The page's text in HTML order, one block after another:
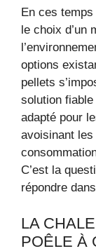
En ces
le choix d’un
options
pellets
solution
adapté pour
avoisinant
C’est la
répondre
LA
POÊLE À